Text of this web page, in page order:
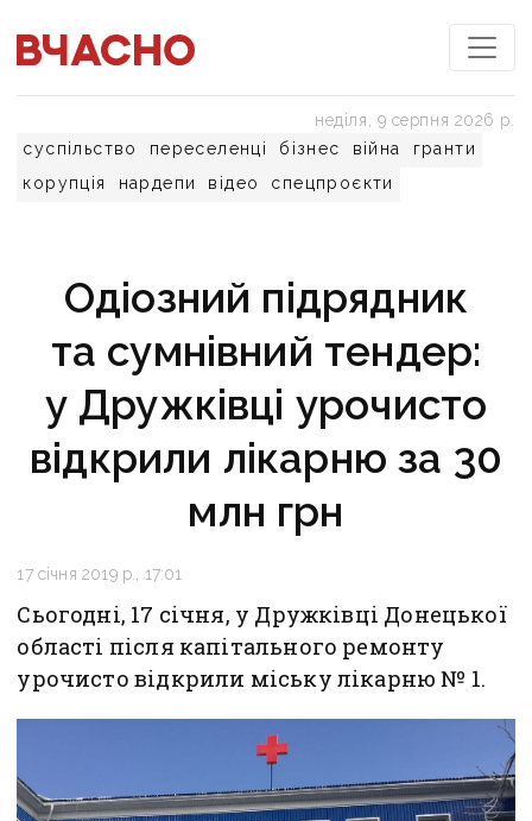
суспільство переселенці бізнес війна
гранти
корупція
нардепи відео спецпроєкти
неділя, 9 серпня 2026 р.
Одіозний підрядник
та сумнівний тендер:
у Дружківці урочисто
відкрили лікарню за 30
млн грн
17 січня 2019 р., 17:01
Сьогодні, 17 січня, у Дружківці Донецької
області після капітального ремонту
урочисто відкрили міську лікарню № 1.